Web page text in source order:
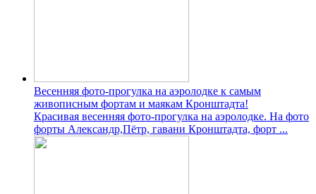
Весенняя фото-прогулка на аэролодке к самым
живописным фортам и маякам Кронштадта!
Красивая весенняя фото-прогулка на аэролодке. На фото
форты Александр,Пётр, гавани Кронштадта, форт ...